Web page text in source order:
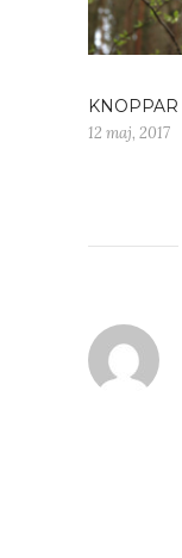
12 maj, 2017